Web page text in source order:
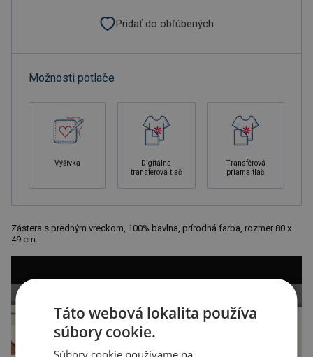
Pridať do obľúbených
Možnosti potlače
Výšivka
Digitálna
transferová tlač
Transférová
priama tlač
Zástera s predným vreckom, 100% bavlna, prírodná farba, rozmer 80 x
49 cm.
Táto webová lokalita používa
súbory cookie.
Súbory cookie používame na